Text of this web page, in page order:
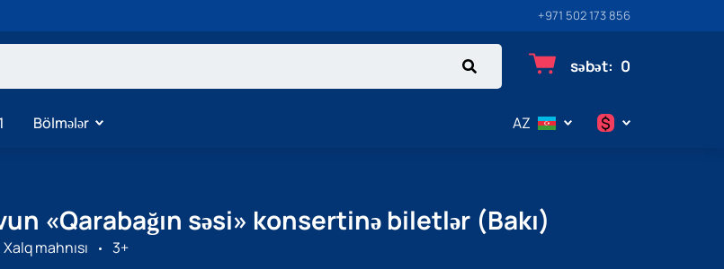
+971 502 173 856
səbət: 0
Bölmələr AZ $
«Qarabağın səsi» konsertinə biletlər (Bakı)
Xalq mahnısı
3+